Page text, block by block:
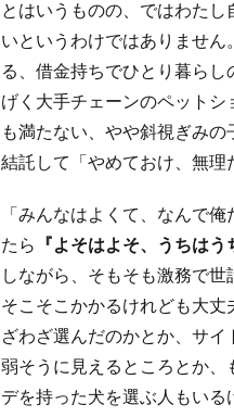
とはいうものの、ではわた
いというわけではありません
る、借金持ちでひとり暮ら
げく大手チェーンのペット
も満たない、やや斜視ぎみ
結託して「やめておけ、無理
「みんなはよくて、なんで
たら
『よそはよそ、うちはう
しながら、そもそも激務で
そこそこかかるけれども大
ざわざ選んだのかとか、サ
弱そうに見えるところとか
デを持った犬を選ぶ人もいる